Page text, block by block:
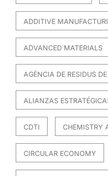
ADDITIVE
ADVANCED MATERIALS
AGÈNCIA DE RESIDUS
ALIANZAS
CDTI CHEMISTRY
CIRCULAR ECONOMY